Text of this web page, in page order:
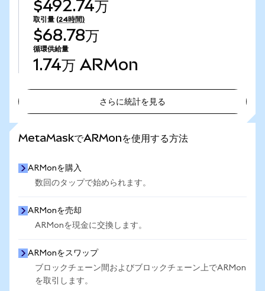
$492.74万
取引量 (24時間)
$68.78万
循環供給量
1.74万 ARMon
さらに統計を見る
MetaMaskでARMonを使用する方法
ARMonを購入
数回のタップで始められます。
ARMonを売却
ARMonを現金に交換します。
ARMonをスワップ
ブロックチェーン間およびブロックチェーン上でARMon
を取引します。